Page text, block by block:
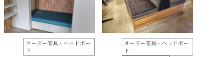
オーダー家具・ヘッドボー
ド
オーダー家具・ヘッドボー
ド